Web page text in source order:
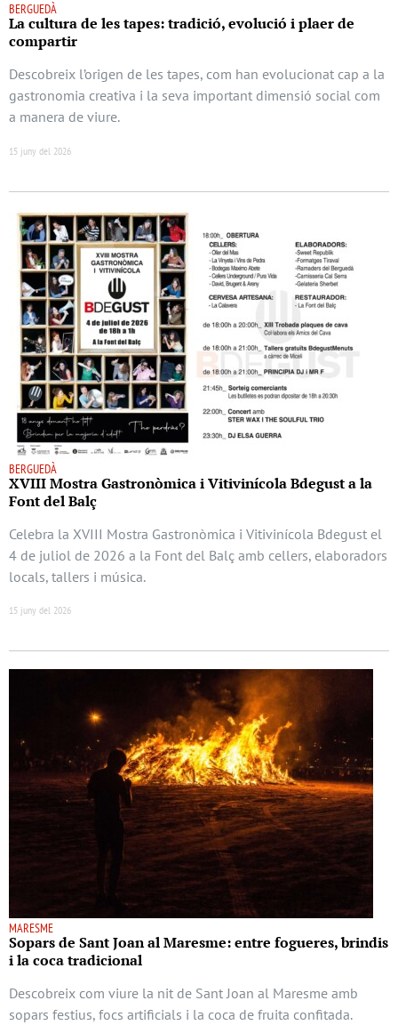
BERGUEDÀ
La cultura de les tapes: tradició, evolució i plaer de
compartir
Descobreix l’origen de les tapes, com han evolucionat cap a la
gastronomia creativa i la seva important dimensió social com
a manera de viure.
15 juny del 2026
BERGUEDÀ
XVIII Mostra Gastronòmica i Vitivinícola Bdegust a la
Font del Balç
Celebra la XVIII Mostra Gastronòmica i Vitivinícola Bdegust el
4 de juliol de 2026 a la Font del Balç amb cellers, elaboradors
locals, tallers i música.
15 juny del 2026
MARESME
Sopars de Sant Joan al Maresme: entre fogueres, brindis
i la coca tradicional
Descobreix com viure la nit de Sant Joan al Maresme amb
sopars festius, focs artificials i la coca de fruita confitada.